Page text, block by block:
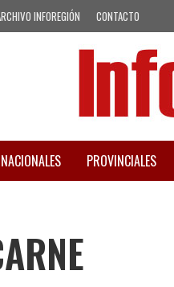
INFOREGIÓN CONTACTO
NACIONALES PROVINCIALES